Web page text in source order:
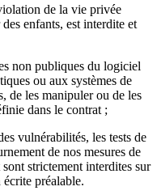
de la vie privée
enfants, est interdite et
non publiques du logiciel
ou aux systèmes de
de les manipuler ou de les
dans le contrat ;
vulnérabilités, les tests de
de nos mesures de
strictement interdites sur
préalable.